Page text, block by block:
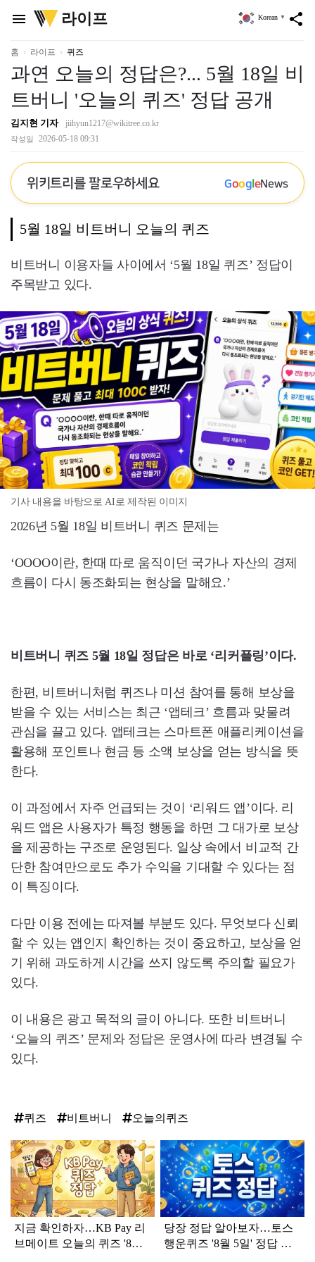
menu
위
키
리
라이프 share
Korean ▼
홈 라이프 퀴즈
과연 오늘의 정답은?... 5월 18일 비
트버니 '오늘의 퀴즈' 정답 공개
김지현 기자 jiihyun1217@wikitree.co.kr
작성일 2026-05-18 09:31
위키트리를 팔로우하세요 GoogleNews
5월 18일 비트버니 오늘의 퀴즈
비트버니 이용자들 사이에서 ‘5월 18일 퀴즈’ 정답이
주목받고 있다.
기사 내용을 바탕으로 AI로 제작된 이미지
2026년 5월 18일 비트버니 퀴즈 문제는
‘OOOO이란, 한때 따로 움직이던 국가나 자산의 경제
흐름이 다시 동조화되는 현상을 말해요.’
비트버니 퀴즈 5월 18일 정답은 바로 ‘리커플링’이다.
한편, 비트버니처럼 퀴즈나 미션 참여를 통해 보상을
받을 수 있는 서비스는 최근 ‘앱테크’ 흐름과 맞물려
관심을 끌고 있다. 앱테크는 스마트폰 애플리케이션을
활용해 포인트나 현금 등 소액 보상을 얻는 방식을 뜻
한다.
이 과정에서 자주 언급되는 것이 ‘리워드 앱’이다. 리
워드 앱은 사용자가 특정 행동을 하면 그 대가로 보상
을 제공하는 구조로 운영된다. 일상 속에서 비교적 간
단한 참여만으로도 추가 수익을 기대할 수 있다는 점
이 특징이다.
다만 이용 전에는 따져볼 부분도 있다. 무엇보다 신뢰
할 수 있는 앱인지 확인하는 것이 중요하고, 보상을 얻
기 위해 과도하게 시간을 쓰지 않도록 주의할 필요가
있다.
이 내용은 광고 목적의 글이 아니다. 또한 비트버니
‘오늘의 퀴즈’ 문제와 정답은 운영사에 따라 변경될 수
있다.
퀴즈 비트버니 오늘의퀴즈
탑
라
인
지금 확인하자…KB Pay 리
브메이트 오늘의 퀴즈 '8월
당장 정답 알아보자…토스
행운퀴즈 '8월 5일' 정답 공